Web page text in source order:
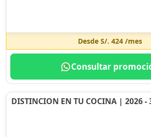
Desde S/. 424/mes
Consultar
DISTINCION EN TU COCINA | 2026 -